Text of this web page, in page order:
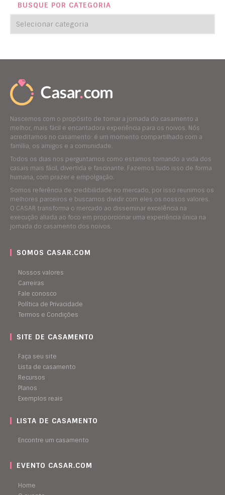
BUSQUE POR CATEGORIA
Nascemos com o propósito de tornar a jornada do casamento a
melhor, mais fácil e encantadora experiência para os noivos. Nós
acreditamos no casamento: é um momento compartilhado com a
família, os amigos e a comunidade.
Todos os dias nos perguntamos como estamos tornando a vida dos
casais mais fácil, divertida e fascinante. Fazemos tudo isso de forma
humana, com prazer e empolgação.
Somos referência de credibilidade no mercado, por isso reunimos os
melhores parceiros e buscamos dividir com eles os nossos valores.
O CASAR transforma o mercado ao disseminar excelência na
execução aliada ao foco em proporcionar uma experiência única na
jornada do casamento dos noivos.
SOMOS CASAR.COM
Nossos valores
Carreiras
Fale conosco
Política de Privacidade
Termos e Condições
SITE DE CASAMENTO
Faça seu site
Lista de casamento
Recursos
Planos
Exemplos reais
LISTA DE CASAMENTO
Encontre um casamento
EVENTO CASAR.COM
Home